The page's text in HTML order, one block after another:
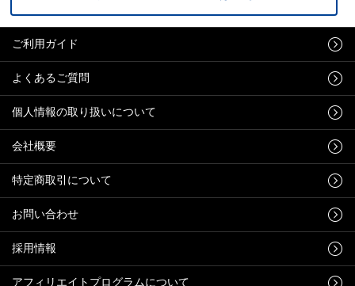
ご利用ガイド
よくあるご質問
個人情報の取り扱いについて
会社概要
特定商取引について
お問い合わせ
採用情報
アフィリエイトプログラムについて